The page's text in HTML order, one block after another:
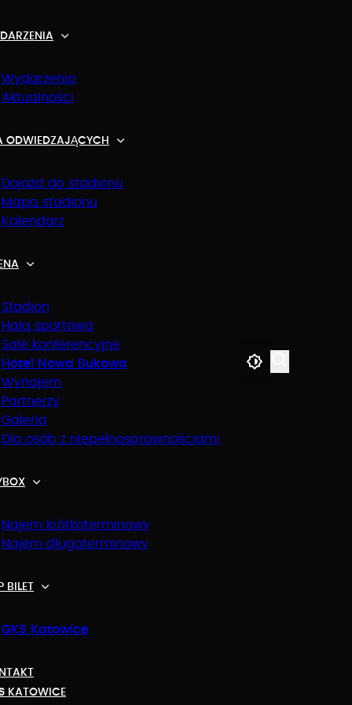
Wydarzenia
Aktualności
ODWIEDZAJĄCYCH
Dojazd do stadionu
Mapa stadionu
Kalendarz
Stadion
Hala sportowa
Sale konferencyjne
Hotel Nowa Bukowa
Wynajem
Partnerzy
Galeria
Dla osób z niepełnosprawnościami
Najem krótkoterminowy
Najem długoterminowy
BILET
GKS Katowice
KATOWICE
WYNAJEM
sportowych i kulturalnych emocji.